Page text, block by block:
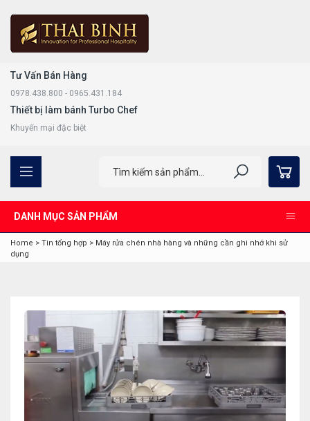
Tư Vấn Bán Hàng
0978.438.800 - 0965.431.184
Thiết bị làm bánh Turbo Chef
Khuyến mại đặc biệt
DANH MỤC SẢN PHẨM
Home > Tin tổng hợp > Máy rửa chén nhà hàng và những cần ghi nhớ khi sử
dụng